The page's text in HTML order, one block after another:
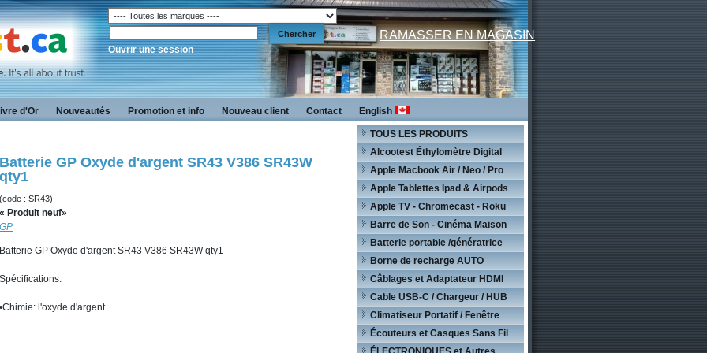
RAMASSER EN MAGASIN
Ouvrir une session
d'Or Nouveautés Promotion et info Nouveau client Contact English
Batterie GP Oxyde d'argent SR43 V386 SR43W
qty1
(code : SR43)
« Produit neuf»
GP
Batterie GP Oxyde d'argent SR43 V386 SR43W qty1
Spécifications:
•Chimie: l'oxyde d'argent
TOUS LES PRODUITS
Alcootest Éthylomètre Digital
Apple Macbook Air / Neo / Pro
Apple Tablettes Ipad & Airpods
Apple TV - Chromecast - Roku
Barre de Son - Cinéma Maison
Batterie portable /génératrice
Borne de recharge AUTO
Câblages et Adaptateur HDMI
Cable USB-C / Chargeur / HUB
Climatiseur Portatif / Fenêtre
Écouteurs et Casques Sans Fil